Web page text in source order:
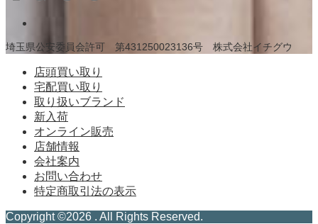
埼玉県公安委員会許可 第431250023136号 株式会社イチグウ
店頭買い取り
宅配買い取り
取り扱いブランド
新入荷
オンライン販売
店舗情報
会社案内
お問い合わせ
特定商取引法の表示
Copyright ©2026 . All Rights Reserved.